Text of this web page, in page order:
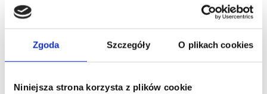
Zgoda Szczegóły O plikach cookies
Niniejsza strona korzysta z plików cookie